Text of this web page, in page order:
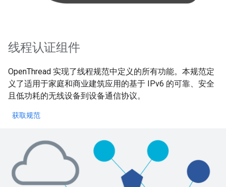
线程认证组件
OpenThread 实现了线程规范中定义的所有功能。本规范定
义了适用于家庭和商业建筑应用的基于 IPv6 的可靠、安全
且低功耗的无线设备到设备通信协议。
获取规范